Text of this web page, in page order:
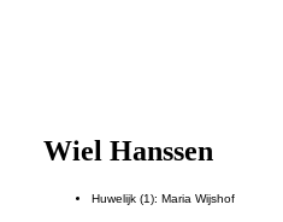
Wiel Hanssen
Huwelijk (1): Maria Wijshof